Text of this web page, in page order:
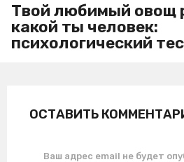
Твой любимый овощ
какой ты человек:
психологический
ОСТАВИТЬ
Ваш адрес email не будет